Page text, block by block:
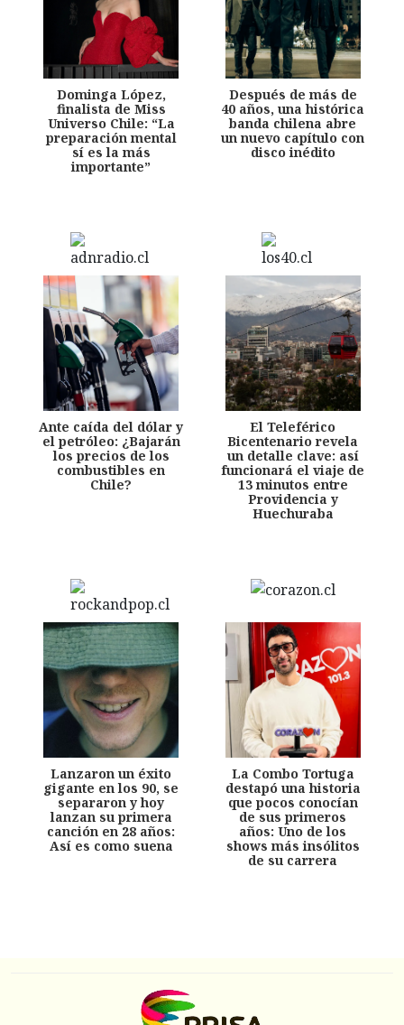
Dominga López,
finalista de Miss
Universo Chile: “La
preparación mental
sí es la más
importante”
Después de más de
40 años, una histórica
banda chilena abre
un nuevo capítulo con
disco inédito
Ante caída del dólar y
el petróleo: ¿Bajarán
los precios de los
combustibles en
Chile?
El Teleférico
Bicentenario revela
un detalle clave: así
funcionará el viaje de
13 minutos entre
Providencia y
Huechuraba
Lanzaron un éxito
gigante en los 90, se
separaron y hoy
lanzan su primera
canción en 28 años:
Así es como suena
La Combo Tortuga
destapó una historia
que pocos conocían
de sus primeros
años: Uno de los
shows más insólitos
de su carrera